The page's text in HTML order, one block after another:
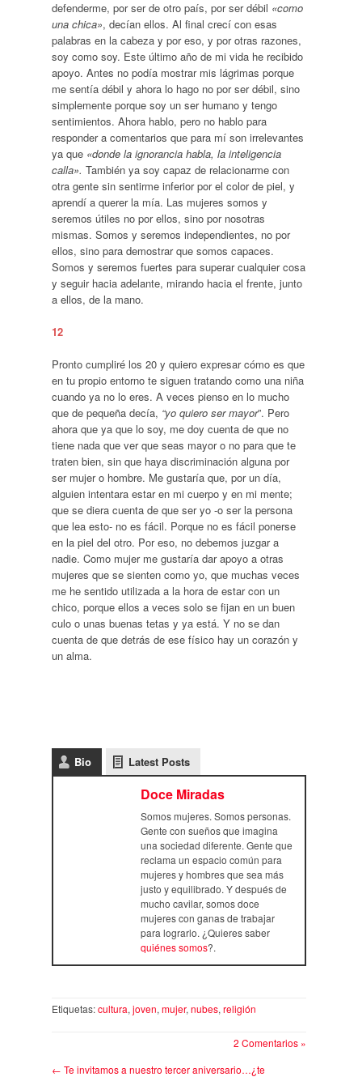
defenderme, por ser de otro país, por ser débil «como
una chica», decían ellos. Al final crecí con esas
palabras en la cabeza y por eso, y por otras razones,
soy como soy. Este último año de mi vida he recibido
apoyo. Antes no podía mostrar mis lágrimas porque
me sentía débil y ahora lo hago no por ser débil, sino
simplemente porque soy un ser humano y tengo
sentimientos. Ahora hablo, pero no hablo para
responder a comentarios que para mí son irrelevantes
ya que «donde la ignorancia habla, la inteligencia
calla». También ya soy capaz de relacionarme con
otra gente sin sentirme inferior por el color de piel, y
aprendí a querer la mía. Las mujeres somos y
seremos útiles no por ellos, sino por nosotras
mismas. Somos y seremos independientes, no por
ellos, sino para demostrar que somos capaces.
Somos y seremos fuertes para superar cualquier cosa
y seguir hacia adelante, mirando hacia el frente, junto
a ellos, de la mano.
12
Pronto cumpliré los 20 y quiero expresar cómo es que
en tu propio entorno te siguen tratando como una niña
cuando ya no lo eres. A veces pienso en lo mucho
que de pequeña decía, “yo quiero ser mayor”. Pero
ahora que ya que lo soy, me doy cuenta de que no
tiene nada que ver que seas mayor o no para que te
traten bien, sin que haya discriminación alguna por
ser mujer o hombre. Me gustaría que, por un día,
alguien intentara estar en mi cuerpo y en mi mente;
que se diera cuenta de que ser yo -o ser la persona
que lea esto- no es fácil. Porque no es fácil ponerse
en la piel del otro. Por eso, no debemos juzgar a
nadie. Como mujer me gustaría dar apoyo a otras
mujeres que se sienten como yo, que muchas veces
me he sentido utilizada a la hora de estar con un
chico, porque ellos a veces solo se fijan en un buen
culo o unas buenas tetas y ya está. Y no se dan
cuenta de que detrás de ese físico hay un corazón y
un alma.
Bio Latest Posts
Doce Miradas
Somos mujeres. Somos personas.
Gente con sueños que imagina
una sociedad diferente. Gente que
reclama un espacio común para
mujeres y hombres que sea más
justo y equilibrado. Y después de
mucho cavilar, somos doce
mujeres con ganas de trabajar
para lograrlo. ¿Quieres saber
quiénes somos?.
Etiquetas:cultura, joven, mujer, nubes, religión
2 Comentarios »
← Te invitamos a nuestro tercer aniversario…¿te